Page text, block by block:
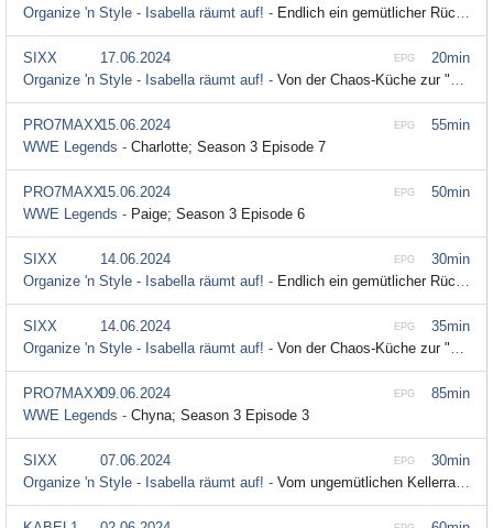
Organize 'n Style - Isabella räumt auf! - Endlich ein gemütlicher Rückzugsort für Mama und Papa; Season 4 Episode 10
20min
EPG
SIXX
17.06.2024
Organize 'n Style - Isabella räumt auf! - Von der Chaos-Küche zur "Bella-Cucina" bei Moderatorin Sarah Mangione; Season 4 Episode 9
55min
EPG
PRO7MAXX15.06.2024
WWE Legends - Charlotte; Season 3 Episode 7
50min
EPG
PRO7MAXX15.06.2024
WWE Legends - Paige; Season 3 Episode 6
30min
EPG
SIXX
14.06.2024
Organize 'n Style - Isabella räumt auf! - Endlich ein gemütlicher Rückzugsort für Mama und Papa; Season 4 Episode 10
35min
EPG
SIXX
14.06.2024
Organize 'n Style - Isabella räumt auf! - Von der Chaos-Küche zur "Bella-Cucina" bei Moderatorin Sarah Mangione; Season 4 Episode 9
85min
EPG
PRO7MAXX09.06.2024
WWE Legends - Chyna; Season 3 Episode 3
30min
EPG
SIXX
07.06.2024
Organize 'n Style - Isabella räumt auf! - Vom ungemütlichen Kellerraum zum stylischen Sportstudio; Season 4 Episode 8